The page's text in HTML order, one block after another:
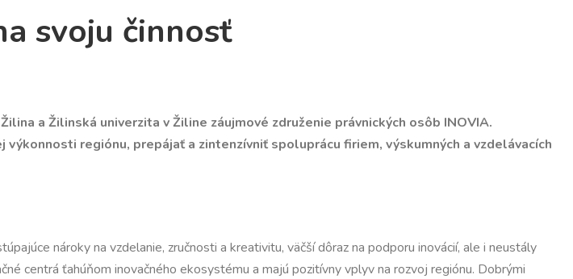
svoju činnosť
a Žilinská univerzita v Žiline záujmové združenie právnických osôb INOVIA.
regiónu, prepájať a zintenzívniť spoluprácu firiem, výskumných a vzdelávacích
nároky na vzdelanie, zručnosti a kreativitu, väčší dôraz na podporu inovácií, ale i neustály
centrá ťahúňom inovačného ekosystému a majú pozitívny vplyv na rozvoj regiónu. Dobrými